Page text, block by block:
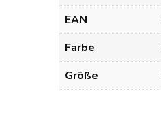
EAN
Farbe
Größe